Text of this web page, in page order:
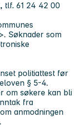
tlf. 61 24 42 00
Søknader som
politiattest før
§ 5-4.
om søkere kan bli
fra
anmodningen